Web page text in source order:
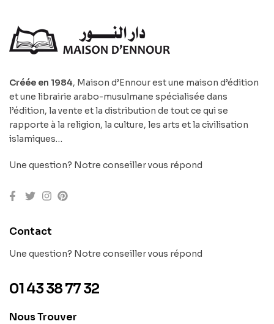
Créée en 1984, Maison d’Ennour est une maison d’édition
et une librairie arabo-musulmane spécialisée dans
l’édition, la vente et la distribution de tout ce qui se
rapporte à la religion, la culture, les arts et la civilisation
islamiques…
Une question? Notre conseiller vous répond
Contact
Une question? Notre conseiller vous répond
01 43 38 77 32
Nous Trouver